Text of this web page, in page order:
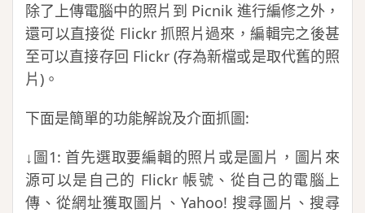
除了上傳電腦中的照片到 Picnik 進行編修之外，
還可以直接從 Flickr 抓照片過來，編輯完之後甚
至可以直接存回 Flickr (存為新檔或是取代舊的照
片)。
下面是簡單的功能解說及介面抓圖:
↓圖1: 首先選取要編輯的照片或是圖片，圖片來
源可以是自己的 Flickr 帳號、從自己的電腦上
傳、從網址獲取圖片、Yahoo! 搜尋圖片、搜尋